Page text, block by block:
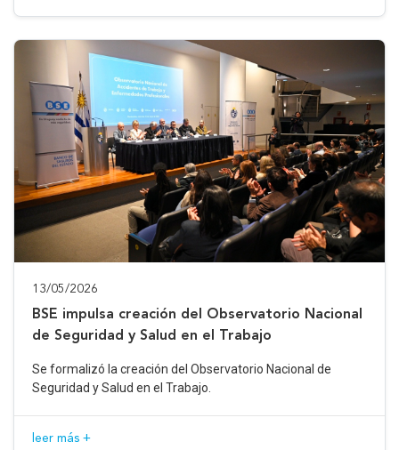
13/05/2026
BSE impulsa creación del Observatorio Nacional
de Seguridad y Salud en el Trabajo
Se formalizó la creación del Observatorio Nacional de
Seguridad y Salud en el Trabajo.
leer más +